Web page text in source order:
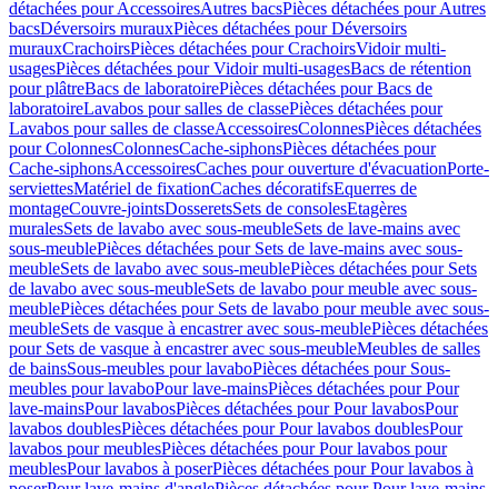
détachées pour AccessoiresAutres bacsPièces détachées pour Autres
bacsDéversoirs murauxPièces détachées pour Déversoirs
murauxCrachoirsPièces détachées pour CrachoirsVidoir multi-
usagesPièces détachées pour Vidoir multi-usagesBacs de rétention
pour plâtreBacs de laboratoirePièces détachées pour Bacs de
laboratoireLavabos pour salles de classePièces détachées pour
Lavabos pour salles de classeAccessoiresColonnesPièces détachées
pour ColonnesColonnesCache-siphonsPièces détachées pour
Cache-siphonsAccessoiresCaches pour ouverture d'évacuationPorte-
serviettesMatériel de fixationCaches décoratifsEquerres de
montageCouvre-jointsDosseretsSets de consolesEtagères
muralesSets de lavabo avec sous-meubleSets de lave-mains avec
sous-meublePièces détachées pour Sets de lave-mains avec sous-
meubleSets de lavabo avec sous-meublePièces détachées pour Sets
de lavabo avec sous-meubleSets de lavabo pour meuble avec sous-
meublePièces détachées pour Sets de lavabo pour meuble avec sous-
meubleSets de vasque à encastrer avec sous-meublePièces détachées
pour Sets de vasque à encastrer avec sous-meubleMeubles de salles
de bainsSous-meubles pour lavaboPièces détachées pour Sous-
meubles pour lavaboPour lave-mainsPièces détachées pour Pour
lave-mainsPour lavabosPièces détachées pour Pour lavabosPour
lavabos doublesPièces détachées pour Pour lavabos doublesPour
lavabos pour meublesPièces détachées pour Pour lavabos pour
meublesPour lavabos à poserPièces détachées pour Pour lavabos à